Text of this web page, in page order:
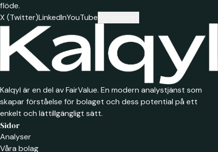
flöde.
X (Twitter)LinkedInYouTube
Kalqyl är en del av FairValue. En modern analystjänst som
skapar förståelse för bolaget och dess potential på ett
enkelt och lättillgängligt sätt.
Sidor
Analyser
Våra bolag